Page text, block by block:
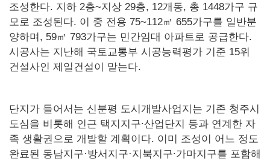
조성한다. 지하 2층~지상 29층, 12개동, 총 1448가구 규
모로 조성된다. 이 중 전용 75~112㎡ 655가구를 일반분
양하며, 59㎡ 793가구는 민간임대 아파트로 공급한다.
시공사는 지난해 국토교통부 시공능력평가 기준 15위
건설사인 제일건설이 맡는다.
단지가 들어서는 신분평 도시개발사업지는 기존 청주시
도심을 비롯해 인근 택지지구∙산업단지 등과 연계한 자
족 생활권으로 개발할 계획이다. 이미 조성이 어느 정도
완료된 동남지구·방서지구·지북지구∙가마지구를 포함해